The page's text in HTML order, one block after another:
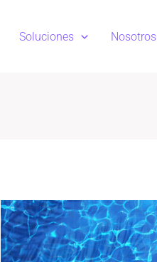
Soluciones Nosotros